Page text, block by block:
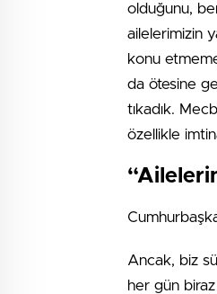
olduğunu,
ailelerimizin
konu
da ötesine
tıkadık.
özellikle
Ancak, biz
her gün biraz